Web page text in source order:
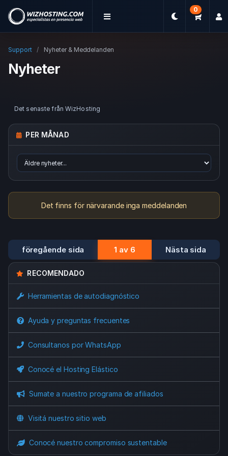
0
Support Nyheter & Meddelanden
Nyheter
Det senaste från WizHosting
PER MÅNAD
Det finns för närvarande inga meddelanden
föregående sida 1 av 6 Nästa sida
RECOMENDADO
Herramientas de autodiagnóstico
Ayuda y preguntas frecuentes
Consultanos por WhatsApp
Conocé el Hosting Elástico
Sumate a nuestro programa de afiliados
Visitá nuestro sitio web
Conocé nuestro compromiso sustentable